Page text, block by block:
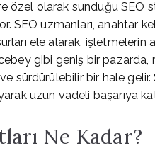
özel olarak sunduğu SEO
SEO uzmanları, anahtar
ele alarak, işletmelerin
gibi geniş bir pazarda,
sürdürülebilir bir hale gelir.
uzun vadeli başarıya
Ne Kadar?